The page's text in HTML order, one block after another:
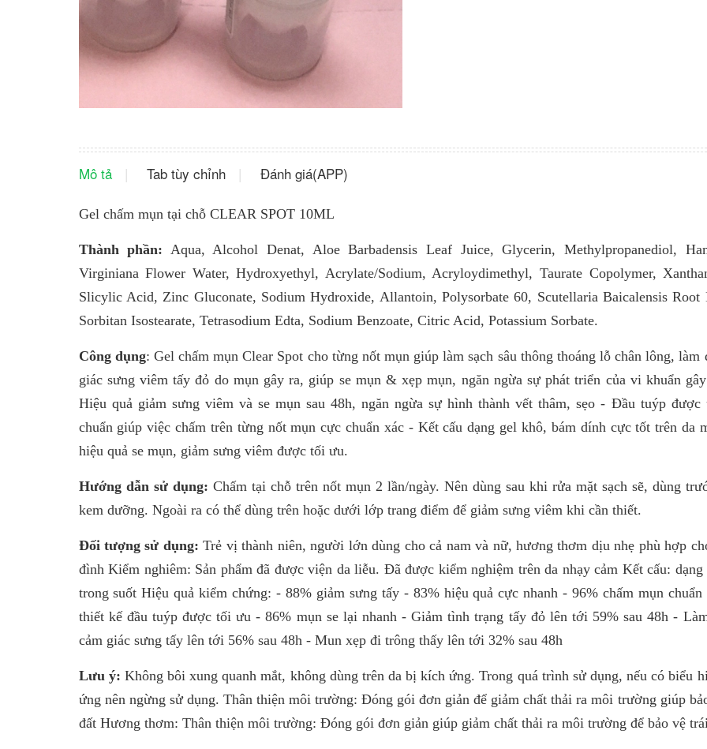
trường: Đóng gói đơn giản để giảm chất thải ra môi
Mô tả Tab tùy chỉnh Đánh giá(APP)
Gel chấm mụn tại chỗ CLEAR SPOT 10ML
Thành phần: Aqua, Alcohol Denat, Aloe Barbadensis Leaf Juice, Glycerin, Methylpropanediol,
Virginiana Flower Water, Hydroxyethyl, Acrylate/Sodium, Acryloydimethyl, Taurate Copolymer,
Slicylic Acid, Zinc Gluconate, Sodium Hydroxide, Allantoin, Polysorbate 60, Scutellaria Baicalensis Root
Sorbitan Isostearate, Tetrasodium Edta, Sodium Benzoate, Citric Acid, Potassium Sorbate.
Công dụng: Gel chấm mụn Clear Spot cho từng nốt mụn giúp làm sạch sâu thông thoáng lỗ chân lông, làm
giác sưng viêm tấy đỏ do mụn gây ra, giúp se mụn & xẹp mụn, ngăn ngừa sự phát triển của vi khuẩn
Hiệu quả giảm sưng viêm và se mụn sau 48h, ngăn ngừa sự hình thành vết thâm, sẹo - Đầu tuýp được
chuẩn giúp việc chấm trên từng nốt mụn cực chuẩn xác - Kết cấu dạng gel khô, bám dính cực tốt trên da
hiệu quả se mụn, giảm sưng viêm được tối ưu.
Hướng dẫn sử dụng: Chấm tại chỗ trên nốt mụn 2 lần/ngày. Nên dùng sau khi rửa mặt sạch sẽ, dùng
kem dưỡng. Ngoài ra có thể dùng trên hoặc dưới lớp trang điểm để giảm sưng viêm khi cần thiết.
Đối tượng sử dụng:Trẻ vị thành niên, người lớn dùng cho cả nam và nữ, hương thơm dịu nhẹ phù hợp
đình Kiểm nghiêm: Sản phẩm đã được viện da liễu. Đã được kiểm nghiệm trên da nhạy cảm Kết cấu:
trong suốt Hiệu quả kiểm chứng: - 88% giảm sưng tấy - 83% hiệu quả cực nhanh - 96% chấm mụn
thiết kế đầu tuýp được tối ưu - 86% mụn se lại nhanh - Giảm tình trạng tấy đỏ lên tới 59% sau 48h -
cảm giác sưng tấy lên tới 56% sau 48h - Mun xẹp đi trông thấy lên tới 32% sau 48h
Lưu ý: Không bôi xung quanh mắt, không dùng trên da bị kích ứng. Trong quá trình sử dụng, nếu có biểu
ứng nên ngừng sử dụng. Thân thiện môi trường: Đóng gói đơn giản để giảm chất thải ra môi trường giúp
đất Hương thơm: Thân thiện môi trường: Đóng gói đơn giản giúp giảm chất thải ra môi trường để bảo vệ